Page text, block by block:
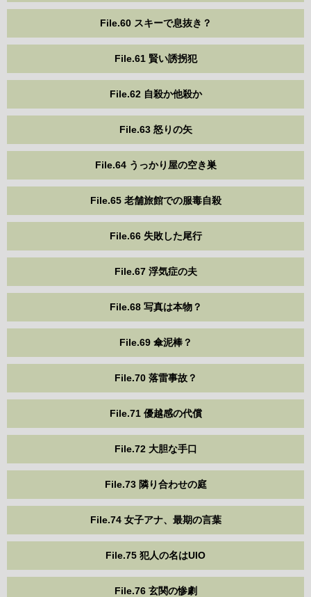
File.60 スキーで息抜き？
File.61 賢い誘拐犯
File.62 自殺か他殺か
File.63 怒りの矢
File.64 うっかり屋の空き巣
File.65 老舗旅館での服毒自殺
File.66 失敗した尾行
File.67 浮気症の夫
File.68 写真は本物？
File.69 傘泥棒？
File.70 落雷事故？
File.71 優越感の代償
File.72 大胆な手口
File.73 隣り合わせの庭
File.74 女子アナ、最期の言葉
File.75 犯人の名はUIO
File.76 玄関の惨劇